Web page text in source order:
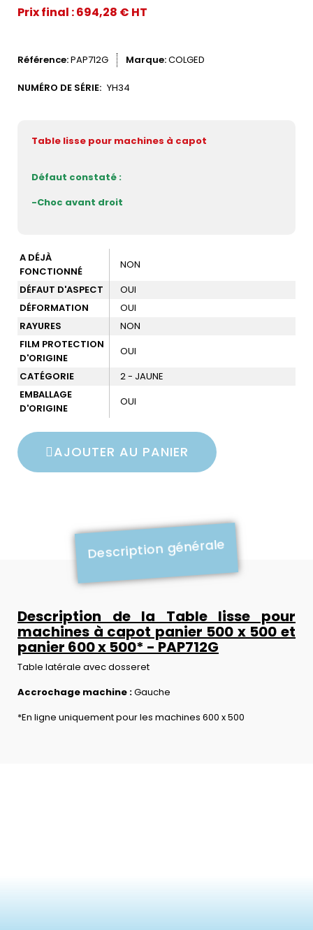
Prix final : 694,28 € HT
Référence PAP712G Marque COLGED
NUMÉRO DE SÉRIE: YH34
Table lisse pour machines à capot
Défaut constaté :
-Choc avant droit
A DÉJÀ
FONCTIONNÉ
NON
DÉFAUT D'ASPECT
OUI
DÉFORMATION
OUI
RAYURES
NON
FILM PROTECTION
D'ORIGINE
OUI
CATÉGORIE
2 - JAUNE
EMBALLAGE
D'ORIGINE
OUI
AJOUTER AU PANIER
Description générale
Description de la Table lisse pour
machines à capot panier 500 x 500 et
panier 600 x 500* - PAP712G
Table latérale avec dosseret
Accrochage machine :Gauche
*En ligne uniquement pour les machines 600 x 500